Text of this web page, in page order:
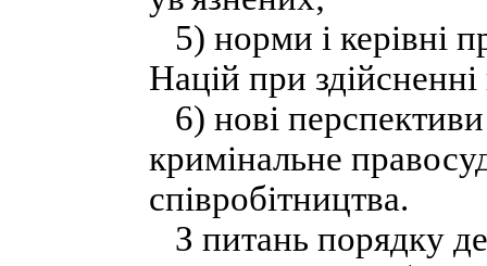
5) норми і керівні
Націй при
6) нові
кримінальне
співробітництва.
З питань порядку